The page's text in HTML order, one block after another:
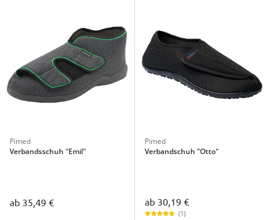
Pimed
Verbandsschuh "Emil"
ab 35,49 €
Pimed
Verbandschuh "Otto"
ab 30,19 €
(1)